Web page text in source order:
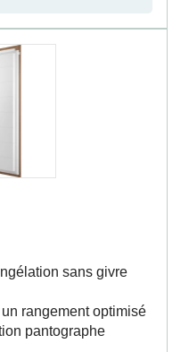
sans givre
rangement optimisé
pantographe